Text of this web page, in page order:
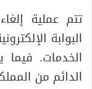
تتم عملية
البوابة
الخدمات.
الدائم من